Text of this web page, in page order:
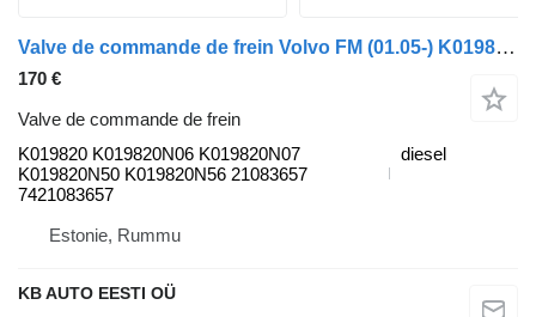
Valve de commande de frein Volvo FM (01.05-) K019820 pour camion Volvo FM7-FM12, FM, FMX (1998-2014)
170 €
Valve de commande de frein
K019820 K019820N06 K019820N07
K019820N50 K019820N56 21083657
7421083657
diesel
Estonie, Rummu
KB AUTO EESTI OÜ